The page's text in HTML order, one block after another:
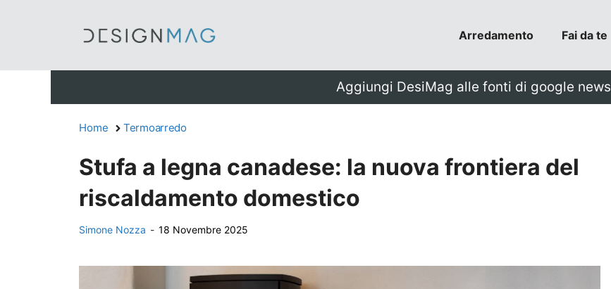
Arredamento Fai da te
Aggiungi DesiMag alle fonti di google news
Home Termoarredo
Stufa a legna canadese: la nuova frontiera del
riscaldamento domestico
Simone Nozza - 18 Novembre 2025